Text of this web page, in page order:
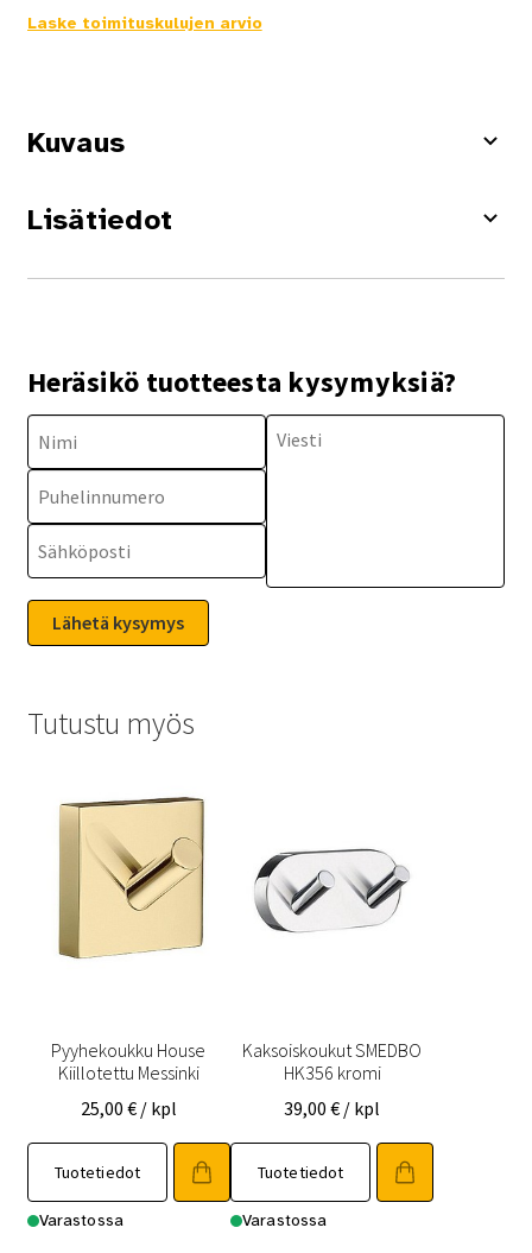
Laske toimituskulujen arvio
Kuvaus
Lisätiedot
Heräsikö tuotteesta kysymyksiä?
Tutustu myös
Pyyhekoukku House
Kiillotettu Messinki
25,00 € / kpl
Tuotetiedot
Varastossa
Kaksoiskoukut SMEDBO
HK356 kromi
39,00€ / kpl
Tuotetiedot
Varastossa